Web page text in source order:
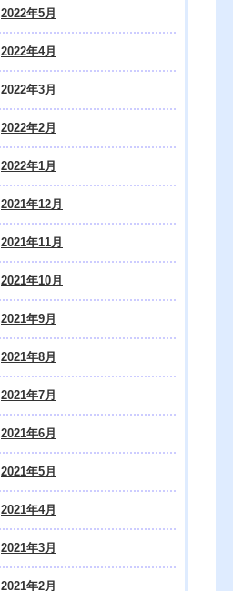
2022年5月
2022年4月
2022年3月
2022年2月
2022年1月
2021年12月
2021年11月
2021年10月
2021年9月
2021年8月
2021年7月
2021年6月
2021年5月
2021年4月
2021年3月
2021年2月